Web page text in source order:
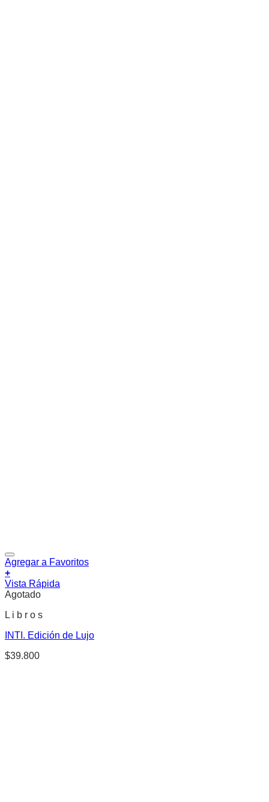
Agregar a Favoritos
+
Vista Rápida
Agotado
L i b r o s
INTI. Edición de Lujo
$39.800